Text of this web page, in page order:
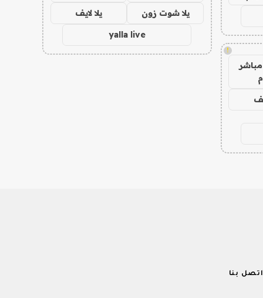
!
يلا شوت زون يلا لايف
yalla live
اتصل بنا